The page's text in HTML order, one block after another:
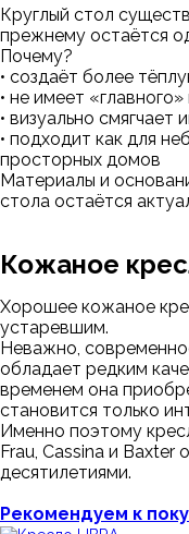
Круглый стол
прежнему остаётся
Почему?
• создаёт более
• не имеет
• визуально смягчает
• подходит как для
просторных домов
Материалы и
стола остаётся
Кожаное
Хорошее кожаное
устаревшим.
Неважно,
обладает редким
временем она
становится только
Именно поэтому
Frau, Cassina и Baxter
десятилетиями.
Рекомендуем к